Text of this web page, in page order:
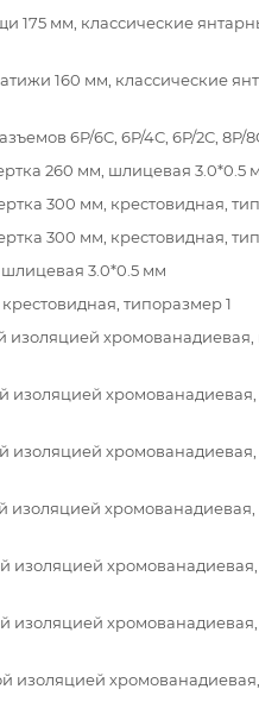
175 мм, классические
160 мм, классические
6P/6C, 6P/4C, 6P/2C, 8P/
260 мм, шлицевая 3.0*0.5
300 мм, крестовидная,
300 мм, крестовидная,
шлицевая 3.0*0.5 мм
типоразмер 1
изоляцией
изоляцией
изоляцией
изоляцией хромованадиевая,
изоляцией
изоляцией
изоляцией